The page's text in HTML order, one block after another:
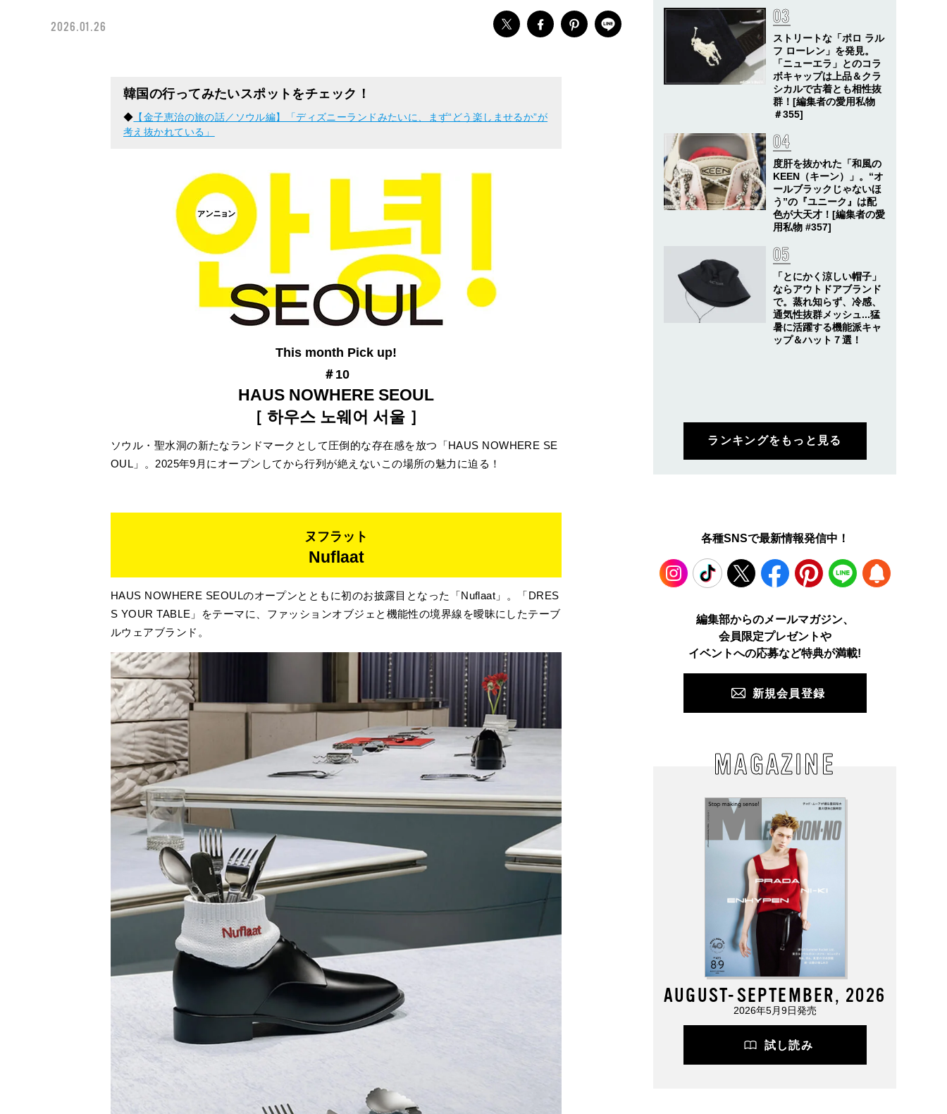
2026.01.26
韓国の行ってみたいスポットをチェック！
◆ 【金子恵治の旅の話／ソウル編】「ディズニーランドみたいに、まず“どう楽しませるか”が
考え抜かれている」
This month Pick up!
＃10
HAUS NOWHERE SEOUL
［ 하우스 노웨어 서울 ］
ソウル・聖水洞の新たなランドマークとして圧倒的な存在感を放つ「HAUS NOWHERE SE
OUL」。2025年9月にオープンしてから行列が絶えないこの場所の魅力に迫る！
ヌフラット
Nuflaat
HAUS NOWHERE SEOULのオープンとともに初のお披露目となった「Nuflaat」。「DRES
S YOUR TABLE」をテーマに、ファッションオブジェと機能性の境界線を曖昧にしたテーブ
ルウェアブランド。
ストリートな「ポロ ラル
フ ローレン」を発見。
「ニューエラ」とのコラ
ボキャップは上品＆クラ
シカルで古着とも相性抜
群！[編集者の愛用私物
＃355]
度肝を抜かれた「和風の
KEEN（キーン）」。“オ
ールブラックじゃないほ
う”の『ユニーク』は配
色が大天才！[編集者の愛
用私物 #357]
「とにかく涼しい帽子」
ならアウトドアブランド
で。蒸れ知らず、冷感、
通気性抜群メッシュ...猛
暑に活躍する機能派キャ
ップ＆ハット７選！
ランキングをもっと見る
各種SNSで最新情報発信中！
TikTok Facebook Pinterest LINE
編集部からのメールマガジン、
会員限定プレゼントや
イベントへの応募など特典が満載!
新規会員登録
MAGAZINE
AUGUST-SEPTEMBER, 2026
2026年5月9日発売
試し読み